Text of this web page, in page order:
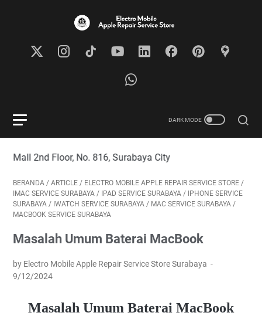
Floor, No. 816, Surabaya City
BERANDA / ARTICLE / ELECTRO MOBILE APPLE REPAIR SERVICE STORE /
IMAC SERVICE SURABAYA / IPAD SERVICE SURABAYA / IPHONE SERVICE
SURABAYA / IWATCH SERVICE SURABAYA / MAC SERVICE SURABAYA /
MACBOOK SERVICE SURABAYA
Masalah Umum Baterai MacBook
by Electro Mobile Apple Repair Service Store Surabaya
9/12/2024
Masalah Umum Baterai MacBook